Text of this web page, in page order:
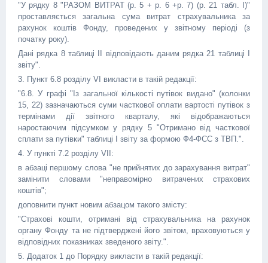
"У рядку 8 "РАЗОМ ВИТРАТ (р. 5 + р. 6 +р. 7) (р. 21 табл. I)"
проставляється загальна сума витрат страхувальника за
рахунок коштів Фонду, проведених у звітному періоді (з
початку року).
Дані рядка 8 таблиці II відповідають даним рядка 21 таблиці I
звіту".
3. Пункт 6.8 розділу VI викласти в такій редакції:
"6.8. У графі "Із загальної кількості путівок видано" (колонки
15, 22) зазначаються суми часткової оплати вартості путівок з
термінами дії звітного кварталу, які відображаються
наростаючим підсумком у рядку 5 "Отримано від часткової
сплати за путівки" таблиці I звіту за формою Ф4-ФСС з ТВП.".
4. У пункті 7.2 розділу VII:
в абзаці першому слова "не прийнятих до зарахування витрат"
замінити словами "неправомірно витрачених страхових
коштів";
доповнити пункт новим абзацом такого змісту:
"Страхові кошти, отримані від страхувальника на рахунок
органу Фонду та не підтверджені його звітом, враховуються у
відповідних показниках зведеного звіту.".
5. Додаток 1 до Порядку викласти в такій редакції: